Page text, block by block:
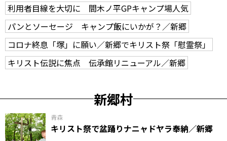
利用者目線を大切に 間木ノ平GPキャンプ場人気
パンとソーセージ キャンプ飯にいかが？／新郷
コロナ終息「塚」に願い／新郷でキリスト祭「慰霊祭」
キリスト伝説に焦点 伝承館リニューアル／新郷
新郷村
青森
キリスト祭で盆踊りナニャドヤラ奉納／新郷